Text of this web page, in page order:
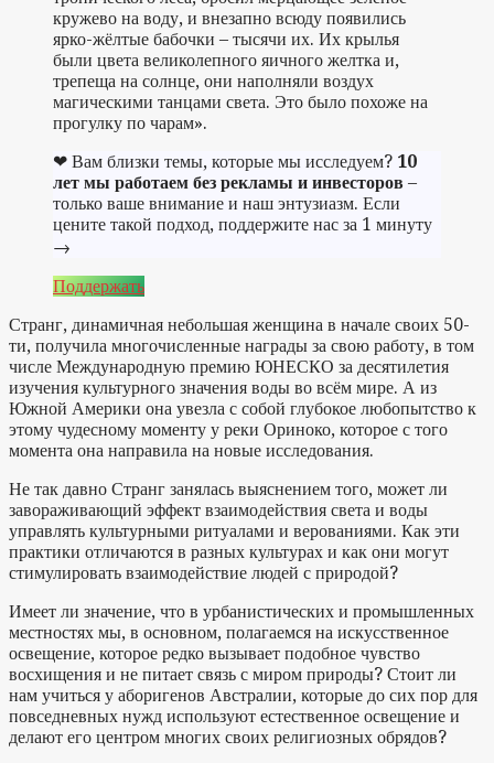
кружево на воду, и внезапно всюду появились
ярко-жёлтые бабочки – тысячи их. Их крылья
были цвета великолепного яичного желтка и,
трепеща на солнце, они наполняли воздух
магическими танцами света. Это было похоже на
прогулку по чарам».
❤ Вам близки темы, которые мы исследуем? 10
лет мы работаем без рекламы и инвесторов –
только ваше внимание и наш энтузиазм. Если
цените такой подход, поддержите нас за 1 минуту
→
Поддержать
Странг, динамичная небольшая женщина в начале своих 50-
ти, получила многочисленные награды за свою работу, в том
числе Международную премию ЮНЕСКО за десятилетия
изучения культурного значения воды во всём мире. А из
Южной Америки она увезла с собой глубокое любопытство к
этому чудесному моменту у реки Ориноко, которое с того
момента она направила на новые исследования.
Не так давно Странг занялась выяснением того, может ли
завораживающий эффект взаимодействия света и воды
управлять культурными ритуалами и верованиями. Как эти
практики отличаются в разных культурах и как они могут
стимулировать взаимодействие людей с природой?
Имеет ли значение, что в урбанистических и промышленных
местностях мы, в основном, полагаемся на искусственное
освещение, которое редко вызывает подобное чувство
восхищения и не питает связь с миром природы? Стоит ли
нам учиться у аборигенов Австралии, которые до сих пор для
повседневных нужд используют естественное освещение и
делают его центром многих своих религиозных обрядов?